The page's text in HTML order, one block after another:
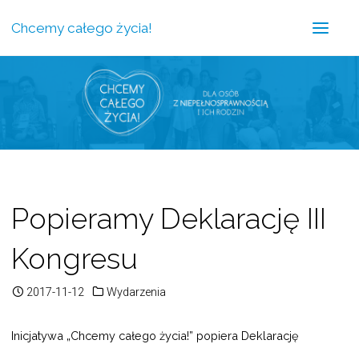
Chcemy całego życia!
Popieramy Deklarację III
Kongresu
2017-11-12 Wydarzenia
Inicjatywa „Chcemy całego życia!” popiera Deklarację